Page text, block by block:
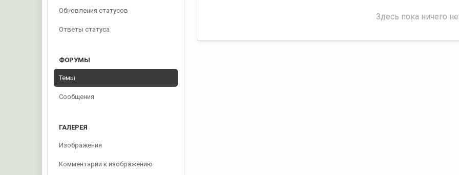
Обновления статусов
Ответы статуса
ФОРУМЫ
Темы
Сообщения
ГАЛЕРЕЯ
Изображения
Комментарии к изображению
Здесь пока ничего